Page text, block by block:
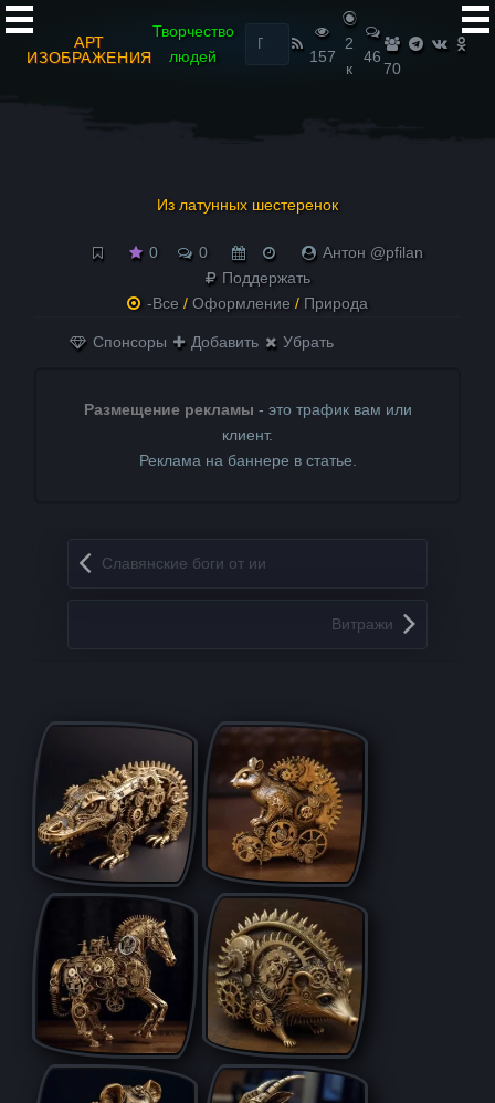
АРТ
ИЗОБРАЖЕНИЯ
Творчество
людей
Найти:
157
2
к
46
70
Из латунных шестеренок
0 0
Антон @pfilan
Поддержать
-Все / Оформление / Природа
Спонсоры Добавить Убрать
Размещение рекламы - это трафик вам или
клиент.
Реклама на баннере в статье.
Запись навигация
Славянские боги от ии
Витражи